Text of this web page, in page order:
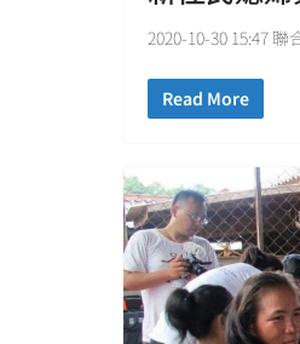
2020-10-30 15:47 聯
Read More